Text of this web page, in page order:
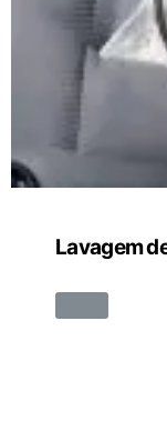
Lavagem